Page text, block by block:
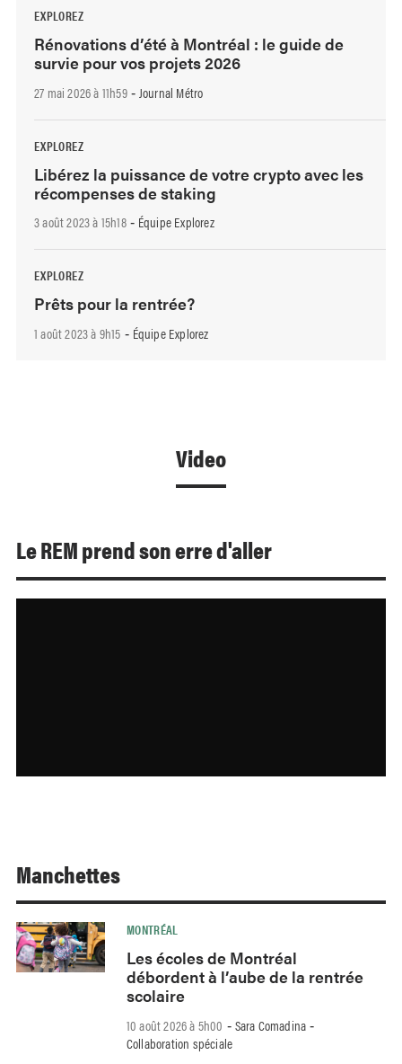
EXPLOREZ
Rénovations d’été à Montréal : le guide de
survie pour vos projets 2026
27 mai 2026 à 11h59- Journal Métro
EXPLOREZ
Libérez la puissance de votre crypto avec les
récompenses de staking
3 août 2023 à 15h18- Équipe Explorez
EXPLOREZ
Prêts pour la rentrée?
1 août 2023 à 9h15 - Équipe Explorez
Video
Le REM prend son erre d'aller
Manchettes
MONTRÉAL
Les écoles de Montréal
débordent à l’aube de la rentrée
scolaire
10 août 2026 à 5h00 - Sara Comadina -
Collaboration spéciale